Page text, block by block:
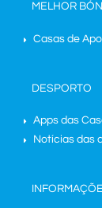
MELHOR
Casas de
DESPORTO
Apps das
Notícias das